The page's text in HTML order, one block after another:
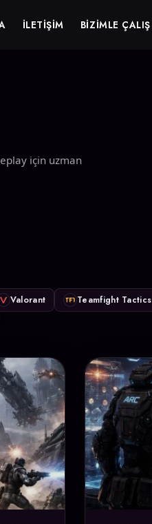
İLETIŞIM BIZIMLE ÇALIŞ
için uzman
Valorant Teamfight Tactics